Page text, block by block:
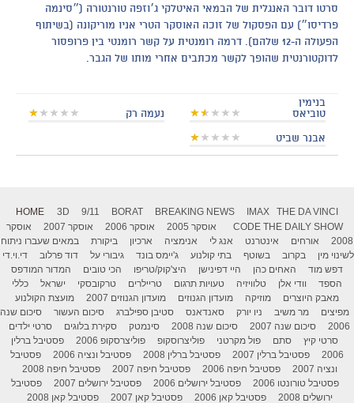
סרטו דובר האנגלית של הבמאי האיטלקי ג׳וזפה טורנטורה (״סינמה
פרדיסו״) עם הפסקול של זוכה האוסקר הטרי אניו מוריקונה (בשיתוף
הפעולה ה-12 שלהם). דרמה רומנטית על קשר רומנטי בין פרופסור
לדוקטורנטית שהופך לקשר מכתבים אחרי מותו של הגבר.
בנימין
טוביאס
נעמה רק
אבנר שביט
HOME 3D 9/11 BORAT BREAKING NEWS IMAX
THE DA VINCI
CODE THE DAILY SHOW אוסקר 2005 אוסקר 2006 אוסקר 2007
אוסקר
2008
אורחים אינטרנט אנג לי אנימציה ארכיון ביקורת
במאים שעברו ניתוח
לשינוי מין
בקרוב בשוטף בתי קולנוע ג'יימס בונד גיבורי על דוד פרלוב
די.וי.די
דפש מוד
האחים כהן היי דפינישן היצ'קוק/טריפו הכי טובים
המדור המודפס
הספד
וודי אלן טלוויזיה טעויות תרגום טריילרים טרקובסקי ישראל
כללי
מאבק היוצרים
מוזיקה מועדון הגנוזים מועדון הגנוזים 2007
מועצת הקולנוע
מפיצים
מר משיב ניו יורק סאנדאנס סטיבן ספילברג סיכום העשור
סיכום שנה
2006
סיכום שנה 2007 סיכום שנה 2008 סינמטק סקירת בלוגים
סרטי ילדים
סרטי קיץ
סתם פול מקרטני פוליצרוסקופ פוליצרסקופ 2006
פסטיבל ברלין
2006
פסטיבל ברלין 2007 פסטיבל ברלין 2008 פסטיבל ונציה 2006
פסטיבל
ונציה 2007
פסטיבל חיפה 2006 פסטיבל חיפה 2007
פסטיבל חיפה 2008
פסטיבל טורונטו 2006
פסטיבל ירושלים 2006 פסטיבל ירושלים 2007
פסטיבל
ירושלים 2008
פסטיבל קאן 2006 פסטיבל קאן 2007 פסטיבל קאן 2008